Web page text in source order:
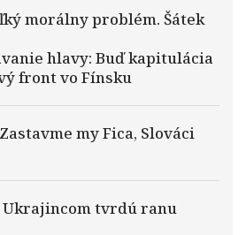
morálny problém. Šátek
hlavy: Buď kapitulácia
front vo Fínsku
my Fica, Slováci
tvrdú ranu